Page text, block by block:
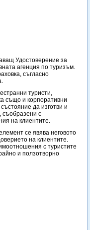
Удостоверение за
агенция по туризъм.
съгласно
туристи,
също и корпоративни
да изготви и
съобразени с
на клиентите.
се явява неговото
на клиентите.
с туристите
и ползотворно